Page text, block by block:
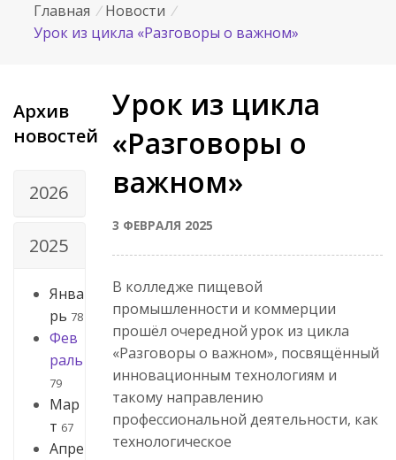
Главная / Новости /
Урок из цикла «Разговоры о важном»
Архив
новостей
2026
2025
Янва
рь 78
Фев
раль
79
Мар
т 67
Апре
Урок из цикла
«Разговоры о
важном»
3 ФЕВРАЛЯ 2025
В колледже пищевой
промышленности и коммерции
прошёл очередной урок из цикла
«Разговоры о важном», посвящённый
инновационным технологиям и
такому направлению
профессиональной деятельности, как
технологическое